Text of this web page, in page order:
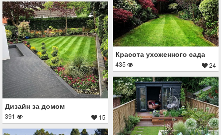
Красота ухоженного сада
435 24
Дизайн за домом
391 15